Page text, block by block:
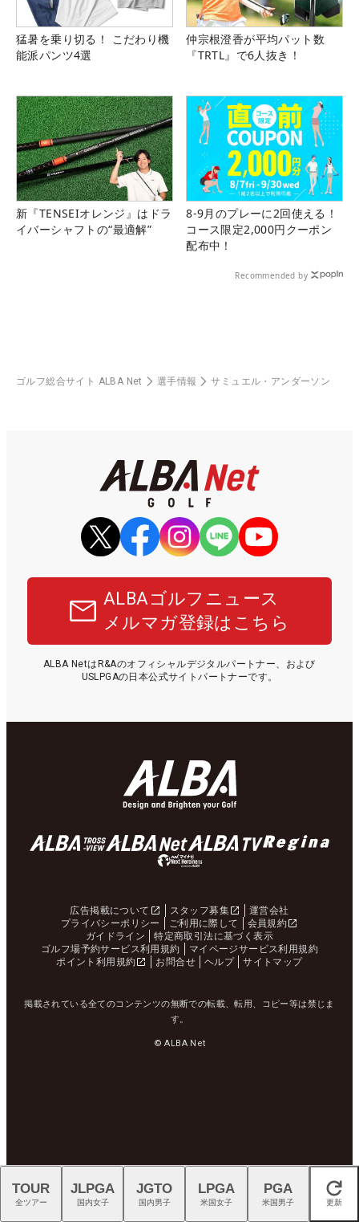
猛暑を乗り切る！ こだわり機
能派パンツ4選
仲宗根澄香が平均パット数
『TRTL』で6人抜き！
新『TENSEIオレンジ』はドラ
イバーシャフトの“最適解”
8-9月のプレーに2回使える！
コース限定2,000円クーポン
配布中！
Recommended by
ゴルフ総合サイト ALBA Net 選手情報 サミュエル・アンダーソン
ALBAゴルフニュース
メルマガ登録はこちら
ALBA NetはR&Aのオフィシャルデジタルパートナー、および
USLPGAの日本公式サイトパートナーです。
広告掲載について スタッフ募集
運営会社
プライバシーポリシー
ご利用に際して
会員規約
ガイドライン
特定商取引法に基づく表示
ゴルフ場予約サービス利用規約
マイページサービス利用規約
ポイント利用規約
お問合せ ヘルプ サイトマップ
掲載されている全てのコンテンツの無断での転載、転用、コピー等は禁じま
す。
© ALBA Net
閉じる
TOUR
全ツアー
JLPGA
国内女子
JGTO
国内男子
LPGA
米国女子
PGA
米国男子 更新